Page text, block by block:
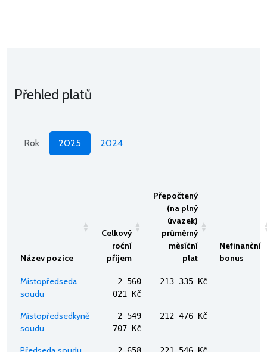
Přehled platů
Rok 2025 2024
Název pozice
Celkový
roční
příjem
Přepočtený
(na plný
úvazek)
průměrný
měsíční
plat
Nefinanční
bonus
Místopředseda
soudu
2 560
021 Kč
213 335 Kč
Místopředsedkyně
soudu
2 549
707 Kč
212 476 Kč
2 658 221 546 Kč